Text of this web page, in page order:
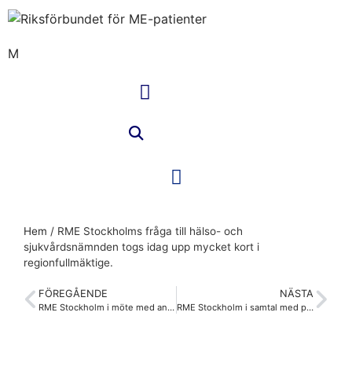
M
Hem / RME Stockholms fråga till hälso- och
sjukvårdsnämnden togs idag upp mycket kort i
regionfullmäktige.
FÖREGÅENDE
RME Stockholm i möte med ansvariga för sjukhusenheten inom HSF och därmed den postinfektiösa mottagningen.
NÄSTA
RME Stockholm i samtal med patientnämnden